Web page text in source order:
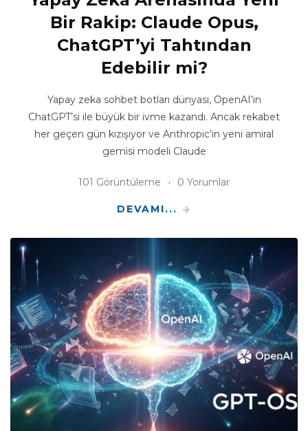
Bir Rakip: Claude Opus,
ChatGPT’yi Tahtından
Edebilir mi?
Yapay zeka sohbet botları dünyası, OpenAI’ın
ChatGPT’si ile büyük bir ivme kazandı. Ancak rekabet
her geçen gün kızışıyor ve Anthropic’in yeni amiral
gemisi modeli Claude
101 Görüntüleme 0 Yorumlar
DEVAMI...